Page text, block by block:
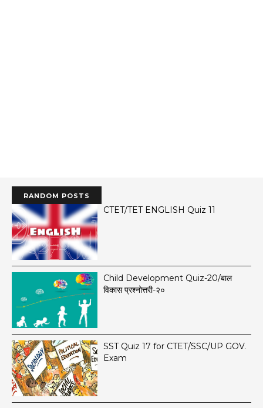
RANDOM POSTS
CTET/TET ENGLISH Quiz 11
Child Development Quiz-20/बाल
विकास प्रश्नोत्तरी-२०
SST Quiz 17 for CTET/SSC/UP GOV.
Exam